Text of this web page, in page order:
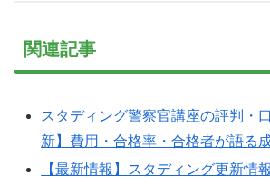
関連記事
スタディング警察官講座の評判・
新】費用・合格率・合格者が語る
【最新情報】スタディング更新情